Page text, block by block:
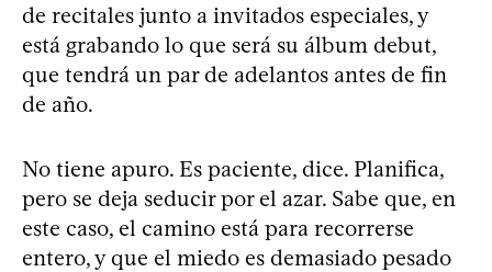
de recitales junto a invitados especiales, y
está grabando lo que será su álbum debut,
que tendrá un par de adelantos antes de fin
de año.
No tiene apuro. Es paciente, dice. Planifica,
pero se deja seducir por el azar. Sabe que, en
este caso, el camino está para recorrerse
entero, y que el miedo es demasiado pesado